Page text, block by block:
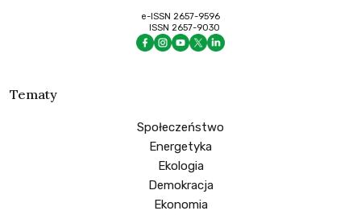
e-ISSN 2657-9596
ISSN 2657-9030
Tematy
Społeczeństwo
Energetyka
Ekologia
Demokracja
Ekonomia